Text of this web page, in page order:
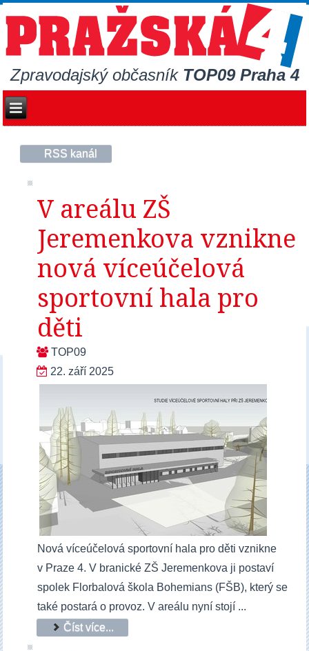
Zpravodajský občasník TOP09 Praha 4
RSS kanál
V areálu ZŠ
Jeremenkova vznikne
nová víceúčelová
sportovní hala pro
děti
TOP09
22. září 2025
Nová víceúčelová sportovní hala pro děti vznikne
v Praze 4. V branické ZŠ Jeremenkova ji postaví
spolek Florbalová škola Bohemians (FŠB), který se
také postará o provoz. V areálu nyní stojí ...
Číst více...